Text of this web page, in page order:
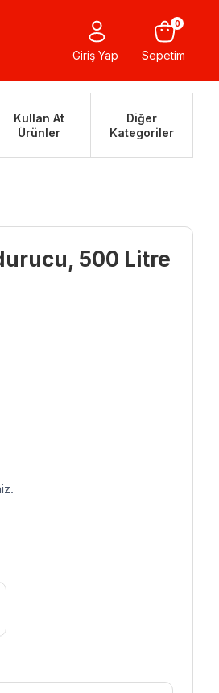
Giriş Yap Sepetim
0
Kullan At
Ürünler
Diğer
Kategoriler
500 Litre